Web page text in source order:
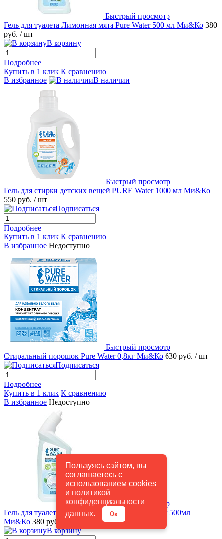
Пользуясь сайтом, вы
соглашаетесь с
использованием cookies
и политикой
конфиденциальности
данных. Ок
Быстрый просмотр
Гель для туалета Лимонная мята Pure Water 500 мл Ми&Ко 380
руб. / шт
В корзину
Подробнее
Купить в 1 клик К сравнению
В избранное
В наличии
Быстрый просмотр
Гель для стирки детских вещей PURE Water 1000 мл Ми&Ко
550 руб. / шт
Подписаться
Подробнее
Купить в 1 клик К сравнению
В избранное Недоступно
Быстрый просмотр
Стиральный порошок Pure Water 0,8кг Ми&Ко 630 руб. / шт
Подписаться
Подробнее
Купить в 1 клик К сравнению
В избранное Недоступно
Быстрый просмотр
Гель для туалета Морозный эвкалипт Pure Water 500мл
Ми&Ко 380 руб.
В корзину